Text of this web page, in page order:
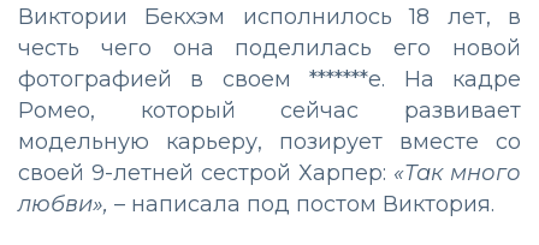
Виктории Бекхэм исполнилось 18 лет, в
честь чего она поделилась его новой
фотографией в своем *******е. На кадре
Ромео, который сейчас развивает
модельную карьеру, позирует вместе со
своей 9-летней сестрой Харпер: «Так много
любви», – написала под постом Виктория.